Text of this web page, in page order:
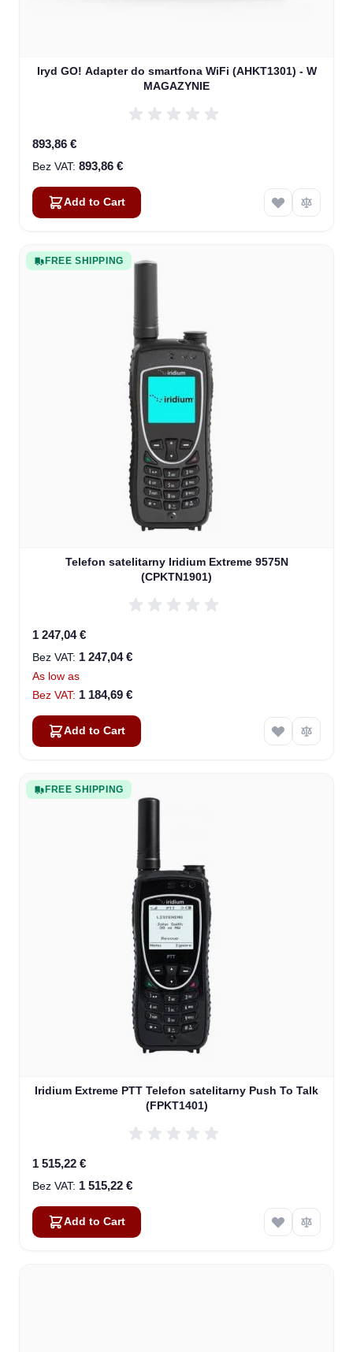
Iryd GO! Adapter do smartfona WiFi (AHKT1301) - W
MAGAZYNIE
893,86 €
893,86 €
Add to Cart
FREE SHIPPING
Telefon satelitarny Iridium Extreme 9575N
(CPKTN1901)
1 247,04 €
1 247,04 €
As low as
1 184,69 €
Add to Cart
FREE SHIPPING
Iridium Extreme PTT Telefon satelitarny Push To Talk
(FPKT1401)
1 515,22 €
1 515,22 €
Add to Cart